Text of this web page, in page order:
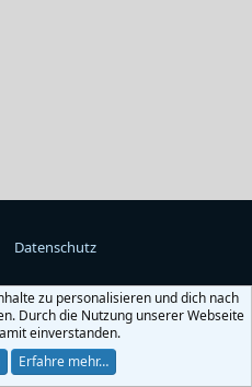
Datenschutz
zu personalisieren und dich nach
Durch die Nutzung unserer Webseite
einverstanden.
Erfahre mehr…